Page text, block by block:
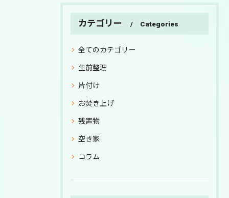
カテゴリー Categories
全てのカテゴリー
生前整理
片付け
お焚き上げ
残置物
空き家
コラム